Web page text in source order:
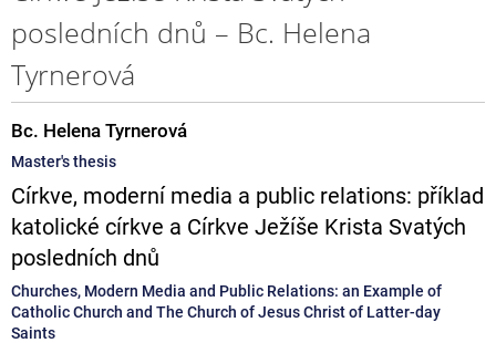
posledních dnů – Bc. Helena
Tyrnerová
Bc. Helena Tyrnerová
Master's thesis
Církve, moderní media a public relations: příklad
katolické církve a Církve Ježíše Krista Svatých
posledních dnů
Churches, Modern Media and Public Relations: an Example of
Catholic Church and The Church of Jesus Christ of Latter-day
Saints